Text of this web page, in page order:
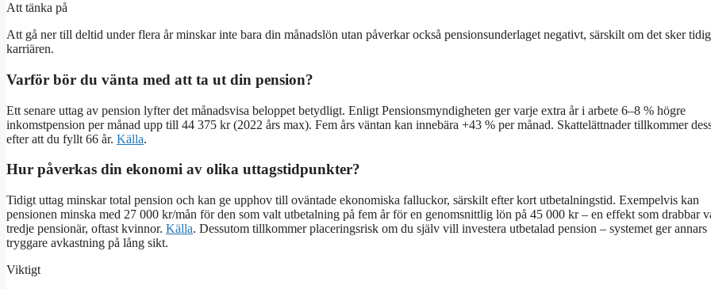
Att tänka på
Att gå ner till deltid under flera år minskar inte bara din månadslön utan påverkar också pensionsunderlaget negativt, särskilt om det sker
karriären.
Varför bör du vänta med att ta ut din pension?
Ett senare uttag av pension lyfter det månadsvisa beloppet betydligt. Enligt Pensionsmyndigheten ger varje extra år i arbete 6–8 % högre
inkomstpension per månad upp till 44 375 kr (2022 års max). Fem års väntan kan innebära +43 % per månad. Skattelättnader tillkommer
efter att du fyllt 66 år. Källa.
Hur påverkas din ekonomi av olika uttagstidpunkter?
Tidigt uttag minskar total pension och kan ge upphov till oväntade ekonomiska falluckor, särskilt efter kort utbetalningstid. Exempelvis kan
pensionen minska med 27 000 kr/mån för den som valt utbetalning på fem år för en genomsnittlig lön på 45 000 kr – en effekt som drabbar
tredje pensionär, oftast kvinnor. Källa. Dessutom tillkommer placeringsrisk om du själv vill investera utbetalad pension – systemet ger annars
tryggare avkastning på lång sikt.
Viktigt